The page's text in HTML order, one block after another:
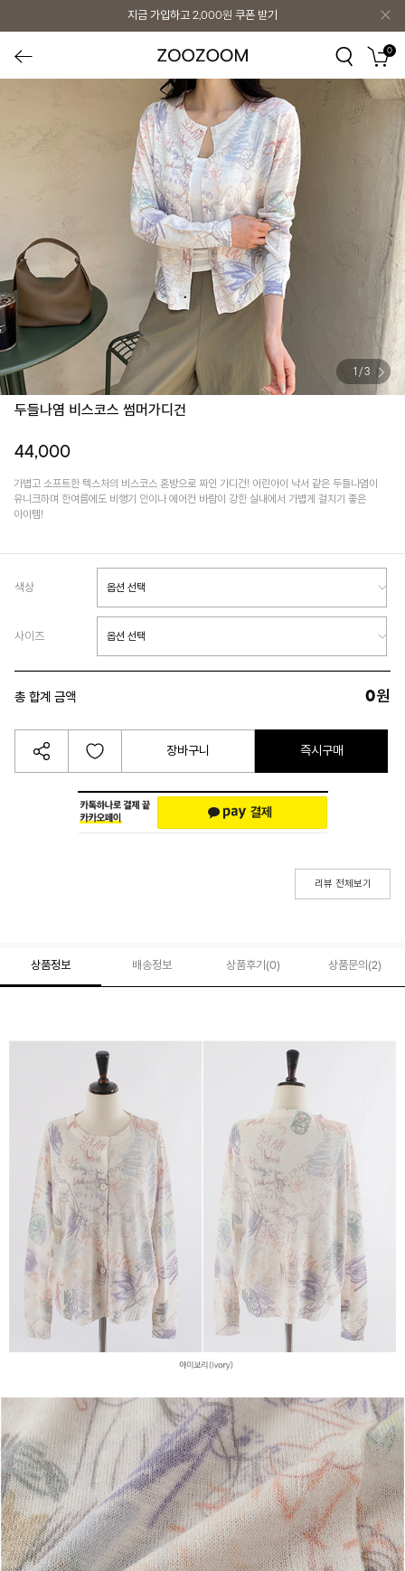
지금 가입하고 2,000원 쿠폰 받기
0
/ 3
두들나염 비스코스 썸머가디건
44,000
가볍고 소프트한 텍스처의 비스코스 혼방으로 짜인 가디건! 어린아이 낙서 같은 두들나염이
유니크하며 한여름에도 비행기 안이나 에어컨 바람이 강한 실내에서 가볍게 걸치기 좋은
아이템!
색상
사이즈
총 합계 금액 0원
장바구니 즉시구매
리뷰 전체보기
상품정보 배송정보 상품후기(0) 상품문의 (2)